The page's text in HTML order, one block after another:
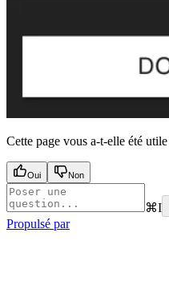
Cette page vous a-t-elle été
Oui Non
⌘I
Propulsé par